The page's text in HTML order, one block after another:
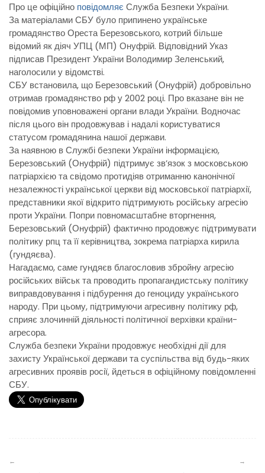
Про це офіційно повідомляє Служба Безпеки України.
За матеріалами СБУ було припинено українське
громадянство Ореста Березовського, котрий більше
відомий як діяч УПЦ (МП) Онуфрій. Відповідний Указ
підписав Президент України Володимир Зеленський,
наголосили у відомстві.
СБУ встановила, що Березовський (Онуфрій) добровільно
отримав громадянство рф у 2002 році. Про вказане він не
повідомив уповноважені органи влади України. Водночас
після цього він продовжував і надалі користуватися
статусом громадянина нашої держави.
За наявною в Службі безпеки України інформацією,
Березовський (Онуфрій) підтримує звʼязок з московською
патріархією та свідомо протидіяв отриманню канонічної
незалежності української церкви від московської патріархії,
представники якої відкрито підтримують російську агресію
проти України. Попри повномасштабне вторгнення,
Березовський (Онуфрій) фактично продовжує підтримувати
політику рпц та її керівництва, зокрема патріарха кирила
(гундяєва).
Нагадаємо, саме гундяєв благословив збройну агресію
російських військ та проводить пропагандистську політику
виправдовування і підбурення до геноциду українського
народу. При цьому, підтримуючи агресивну політику рф,
сприяє злочинній діяльності політичної верхівки країни-
агресора.
Служба безпеки України продовжує необхідні дії для
захисту Української держави та суспільства від будь-яких
агресивних проявів росії, йдеться в офіційному повідомленні
СБУ.